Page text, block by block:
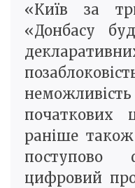
«Київ за
«Донбасу
початкових
раніше
поступово
цифровий